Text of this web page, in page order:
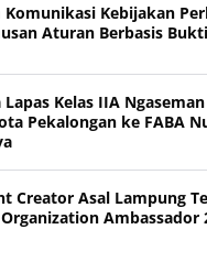
Komunikasi Kebijakan
Aturan Berbasis Bukti
Lapas Kelas IIA
Pekalongan ke FABA
Creator Asal Lampung
Ambassador